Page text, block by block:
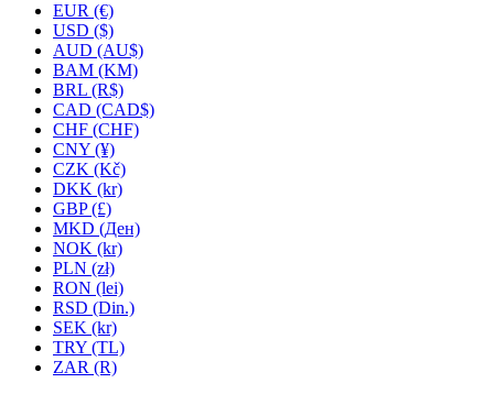
EUR (€)
USD ($)
AUD (AU$)
BAM (KM)
BRL (R$)
CAD (CAD$)
CHF (CHF)
CNY (¥)
CZK (Kč)
DKK (kr)
GBP (£)
MKD (Ден)
NOK (kr)
PLN (zł)
RON (lei)
RSD (Din.)
SEK (kr)
TRY (TL)
ZAR (R)